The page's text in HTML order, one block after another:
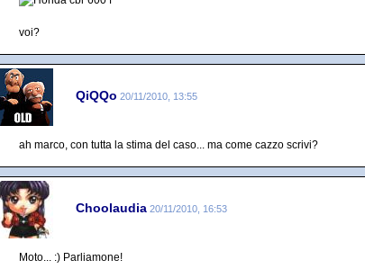
voi?
QiQQo 20/11/2010, 13:55
ah marco, con tutta la stima del caso... ma come cazzo scrivi?
Choolaudia 20/11/2010, 16:53
Moto... :) Parliamone!